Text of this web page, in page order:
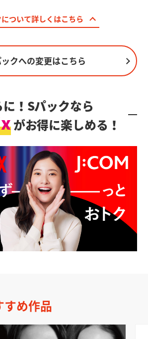
ついて詳しくはこちら
クへの変更はこちら
に！Sパックなら
がお得に楽しめる！
すめ作品